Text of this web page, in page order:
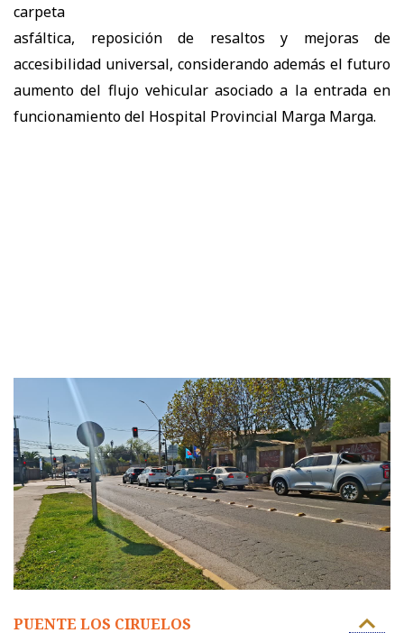
carpeta
asfáltica, reposición de resaltos y mejoras de
accesibilidad universal, considerando además el futuro
aumento del flujo vehicular asociado a la entrada en
funcionamiento del Hospital Provincial Marga Marga.
PUENTE LOS CIRUELOS